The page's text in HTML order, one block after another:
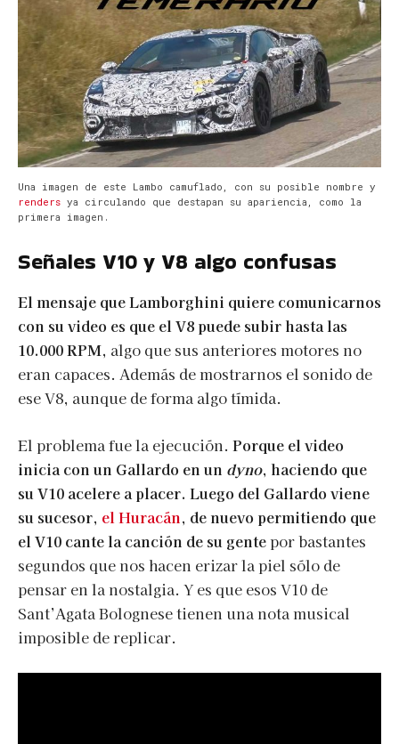
Una imagen de este Lambo camuflado, con su posible nombre y
renders ya circulando que destapan su apariencia, como la
primera imagen.
Señales V10 y V8 algo confusas
El mensaje que Lamborghini quiere comunicarnos
con su video es que el V8 puede subir hasta las
10.000 RPM, algo que sus anteriores motores no
eran capaces. Además de mostrarnos el sonido de
ese V8, aunque de forma algo tímida.
El problema fue la ejecución. Porque el video
inicia con un Gallardo en un dyno, haciendo que
su V10 acelere a placer. Luego del Gallardo viene
su sucesor, el Huracán, de nuevo permitiendo que
el V10 cante la canción de su gentepor bastantes
segundos que nos hacen erizar la piel sólo de
pensar en la nostalgia. Y es que esos V10 de
Sant’Agata Bolognese tienen una nota musical
imposible de replicar.